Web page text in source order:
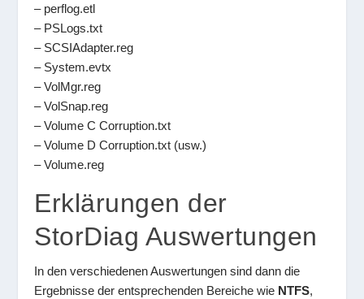
– perflog.etl
– PSLogs.txt
– SCSIAdapter.reg
– System.evtx
– VolMgr.reg
– VolSnap.reg
– Volume C Corruption.txt
– Volume D Corruption.txt (usw.)
– Volume.reg
Erklärungen der
StorDiag Auswertungen
In den verschiedenen Auswertungen sind dann die
Ergebnisse der entsprechenden Bereiche wie NTFS,